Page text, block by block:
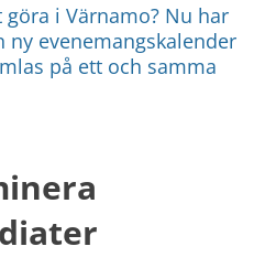
i Värnamo? Nu har
evenemangskalender
på ett och samma